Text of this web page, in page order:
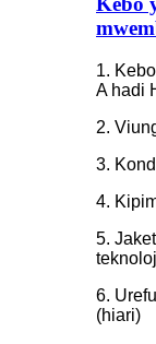
1.
A hadi
2.
3.
4.
5.
6.
(hiari)